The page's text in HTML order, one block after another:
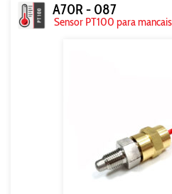
A70R - 087
Sensor PT100 para